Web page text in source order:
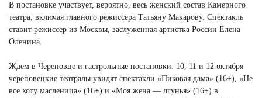
В постановке участвует, вероятно, весь женский состав Камерного
театра, включая главного режиссера Татьяну Макарову. Спектакль
ставит режиссер из Москвы, заслуженная артистка России Елена
Оленина.
Ждем в Череповце и гастрольные постановки: 10, 11 и 12 октября
череповецкие театралы увидят спектакли «Пиковая дама» (16+), «Не
все коту масленица» (16+) и «Моя жена — лгунья» (16+) в